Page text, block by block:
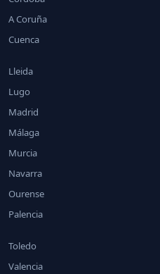
A Coruña
Cuenca
Lleida
Lugo
Madrid
Málaga
Murcia
Navarra
Ourense
Palencia
Toledo
Valencia